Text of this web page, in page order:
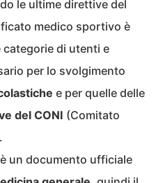
le ultime direttive del
medico sportivo è
categorie di utenti e
per lo svolgimento
e per quelle delle
del CONI (Comitato
un documento ufficiale